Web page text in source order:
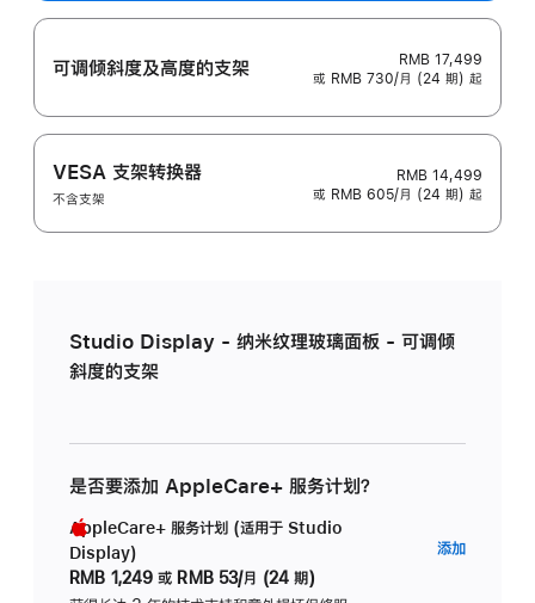
可调倾斜度及高‍度的支‍架
RMB 17,499
或 RMB 730/月 (24 期) 起
VESA 支架转换器
不含支架
RMB 14,499
或 RMB 605/月 (24 期) 起
Studio Display - 纳米纹理玻璃面板 - 可调倾
斜度的支架
是否要添加 AppleCare+ 服务计划？
AppleCare+ 服务计划 (适用于 Studio
Display)
RMB 1,249 或 RMB 53/月 (24 期)
添加